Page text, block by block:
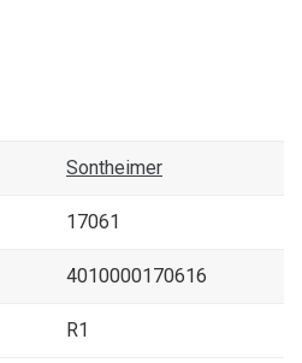
Sontheimer
17061
4010000170616
R1